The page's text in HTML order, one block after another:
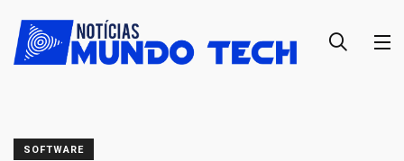
SOFTWARE